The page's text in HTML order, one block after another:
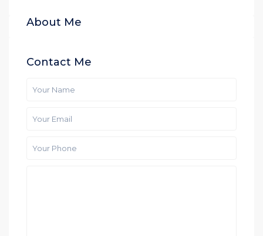
About Me
Contact Me